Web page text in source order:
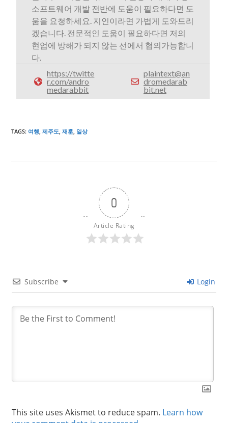
소프트웨어 개발 전반에 도움이 필요하다면 도
움을 요청하세요. 지인이라면 가볍게 도와드리
겠습니다. 전문적인 도움이 필요하다면 저의
현업에 방해가 되지 않는 선에서 협의가능합니
다.
https://twitte
r.com/andro
medarabbit
plaintext@an
dromedarab
bit.net
TAGS: 여행, 제주도, 재훈, 일상
0
Article Rating
Subscribe Login
This site uses Akismet to reduce spam. Learn how